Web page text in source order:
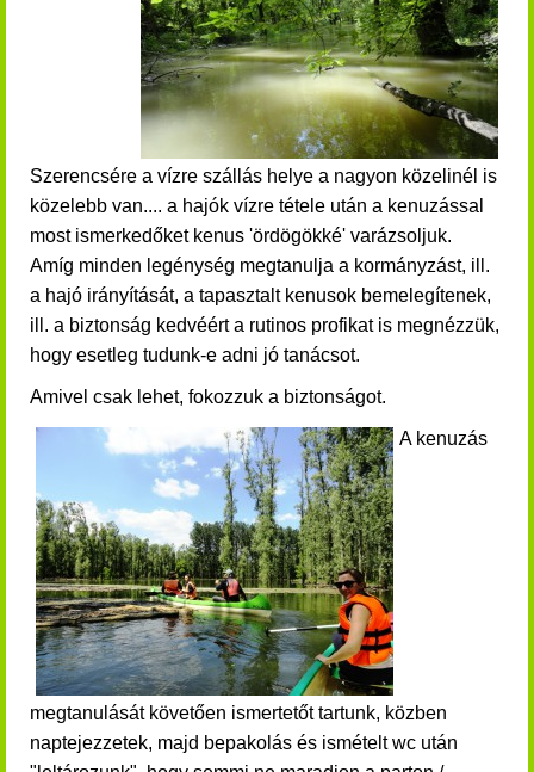
Szerencsére a vízre szállás helye a nagyon közelinél is
közelebb van.... a hajók vízre tétele után a kenuzással
most ismerkedőketkenus 'ördögökké' varázsoljuk.
Amíg minden legénység megtanulja a kormányzást, ill.
a hajó irányítását, a tapasztalt kenusok bemelegítenek,
ill. a biztonság kedvéért a rutinos profikat is megnézzük,
hogy esetleg tudunk-e adni jó tanácsot.
Amivel csak lehet, fokozzuk a biztonságot.
A kenuzás
megtanulását követően ismertetőt tartunk, közben
naptejezzetek, majd bepakolás és ismételt wc után